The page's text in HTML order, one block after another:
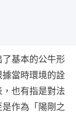
基本的公牛形
當時環境的詮
也有指是對法
作為「陽剛之